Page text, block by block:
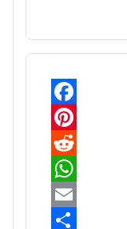
F
a
c
e
b
P
n
R
e
d
W
hE